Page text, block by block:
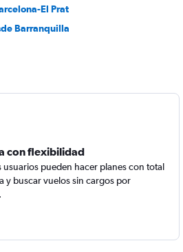
El Prat
Barranquilla
con flexibilidad
usuarios pueden hacer planes con total
y buscar vuelos sin cargos por